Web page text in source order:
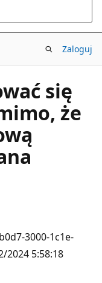
Zaloguj
się
że
3000-1c1e-
2024 5:58:18